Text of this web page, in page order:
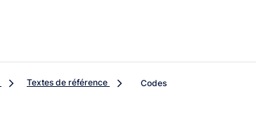
Textes de référence Codes